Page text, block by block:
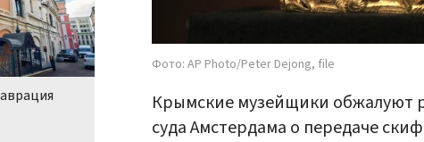
Фото: AP Photo/Peter Dejong, file
Крымские музейщики обжалуют
суда Амстердама о передаче